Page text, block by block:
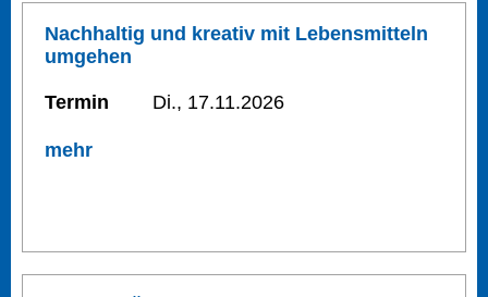
Nachhaltig und kreativ mit Lebensmitteln
umgehen
Termin Di., 17.11.2026
mehr